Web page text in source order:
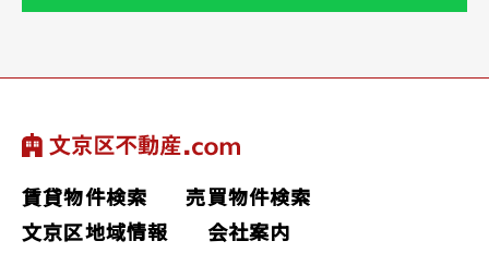
賃貸物件検索
売買物件検索
文京区地域情報
会社案内